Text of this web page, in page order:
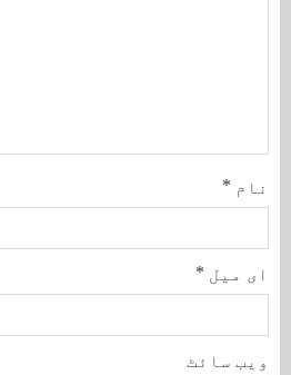
نام *
ای میل *
ویب‌ سائٹ